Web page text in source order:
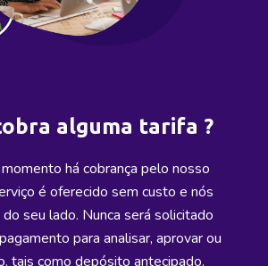
alguma tarifa ?
há cobrança pelo nosso
é oferecido sem custo e nós
seu lado. Nunca será solicitado
para analisar, aprovar ou
tais como depósito antecipado,